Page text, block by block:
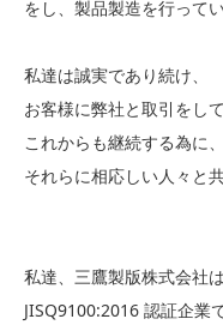
をし、製品製造を行って
私達は誠実であり続け、
お客様に弊社と取引をし
これからも継続する為に、
それらに相応しい人々と
私達、三鷹製版株式会社
JISQ9100:2016 認証企業